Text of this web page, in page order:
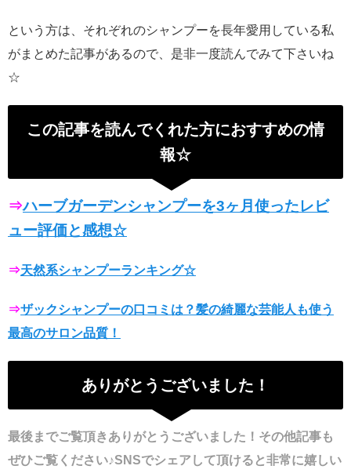
という方は、それぞれのシャンプーを長年愛用している私
がまとめた記事があるので、是非一度読んでみて下さいね
☆
この記事を読んでくれた方におすすめの情
報☆
⇒ハーブガーデンシャンプーを3ヶ月使ったレビ
ュー評価と感想☆
⇒天然系シャンプーランキング☆
⇒ザックシャンプーの口コミは？髪の綺麗な芸能人も使う
最高のサロン品質！
ありがとうございました！
最後までご覧頂きありがとうございました！その他記事も
ぜひご覧ください♪SNSでシェアして頂けると非常に嬉しい